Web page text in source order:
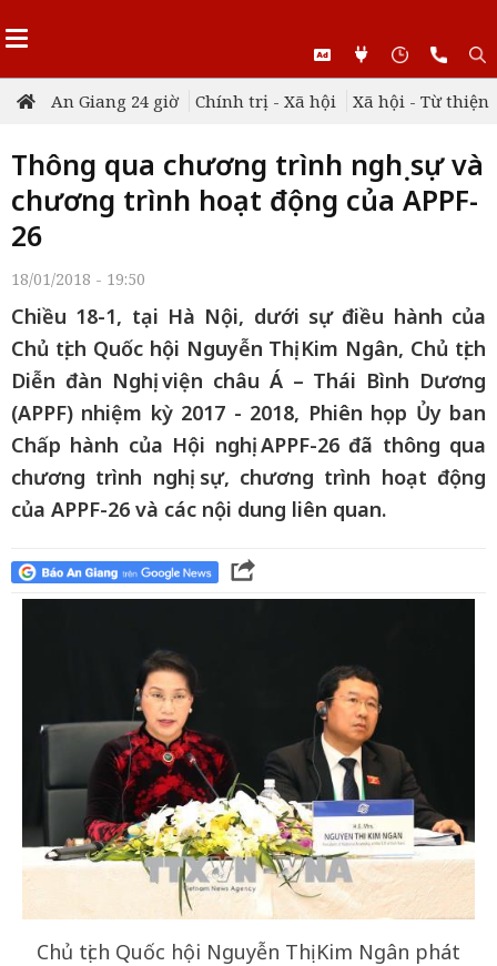
An Giang 24 giờ Chính trị - Xã hội Xã hội - Từ thiện
Thông qua chương trình nghị sự và
chương trình hoạt động của APPF-
26
18/01/2018 - 19:50
Chiều 18-1, tại Hà Nội, dưới sự điều hành của
Chủ tịch Quốc hội Nguyễn Thị Kim Ngân, Chủ tịch
Diễn đàn Nghị viện châu Á – Thái Bình Dương
(APPF) nhiệm kỳ 2017 - 2018, Phiên họp Ủy ban
Chấp hành của Hội nghị APPF-26 đã thông qua
chương trình nghị sự, chương trình hoạt động
của APPF-26 và các nội dung liên quan.
Chủ tịch Quốc hội Nguyễn Thị Kim Ngân phát